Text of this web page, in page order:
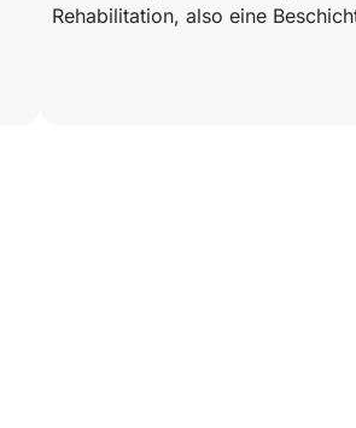
Rehabilitation, also eine